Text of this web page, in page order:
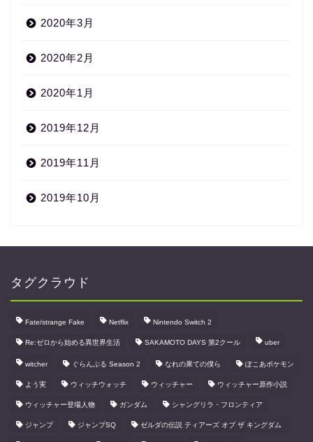
2020年3月
2020年2月
2020年1月
2019年12月
2019年11月
2019年10月
タグクラウド
Fate/strange Fake Netflix Nintendo Switch 2
Re:ゼロから始める異世界生活 SAKAMOTO DAYS 第2クール uber
witcher ぐらんぶる Season 2 なれの果ての僕ら ぽこあポケモン
よう実 ウィッチウォッチ ウィッチャー ウィッチャー原作小説
ウィッチャー登場人物 ガンダム シャングリラ・フロンティア
ジャンプ ジャンプSQ ゼルダの伝説 ティアーズ オブ ザ キングダム